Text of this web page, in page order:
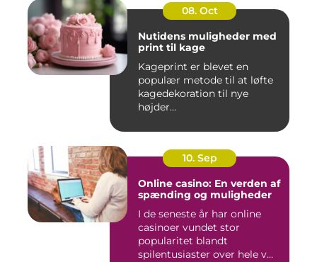
08. Oct
Nutidens muligheder med
print til kage
Kageprint er blevet en
populær metode til at løfte
kagedekoration til nye
højder...
10. Sep
Online casino: En verden af
spænding og muligheder
I de seneste år har online
casinoer vundet stor
popularitet blandt
spilentusiaster over hele v...